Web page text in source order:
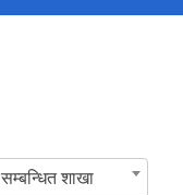
सम्बन्धित शाखा